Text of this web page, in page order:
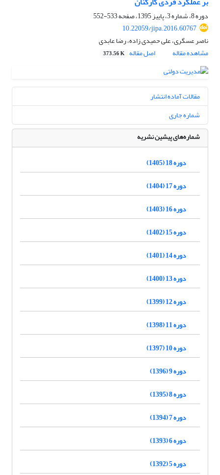
دوره 8، شماره 3، پاییز 1395، صفحه
533-552
10.22059/jipa.2016.60767
ناصر عسگری، علی حمیدی زاده، رضا عابدی
مشاهده مقاله
اصل مقاله 373.56 K
مقالات آماده انتشار
شماره جاری
شماره‌های پیشین نشریه
دوره 18 (1405)
دوره 17 (1404)
دوره 16 (1403)
دوره 15 (1402)
دوره 14 (1401)
دوره 13 (1400)
دوره 12 (1399)
دوره 11 (1398)
دوره 10 (1397)
دوره 9 (1396)
دوره 8 (1395)
دوره 7 (1394)
دوره 6 (1393)
دوره 5 (1392)